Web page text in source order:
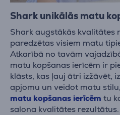
Shark unikālās matu
Shark augstākās kvalitātes
paredzētas visiem matu
Atkarībā no tavām
matu kopšanas ierīcēm ir
klāsts, kas ļauj ātri izžāvēt,
apjomu un veidot matu
matu kopšanas ierīcēm tu
salona kvalitātes rezultātus.